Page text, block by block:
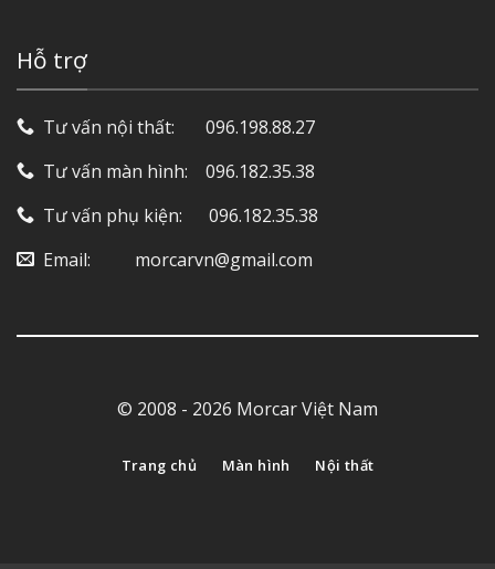
Hỗ trợ
Tư vấn nội thất: ‎ ‎ ‎ ‎ ‎ ‎ 096.198.88.27
Tư vấn màn hình: ‎ ‎ ‎ 096.182.35.38
Tư vấn phụ kiện: ‎ ‎ ‎ ‎‎ ‎ 096.182.35.38
Email: ‎ ‎ ‎ ‎ ‎ ‎ ‎ ‎ ‎ morcarvn@gmail.com
© 2008 - 2026 Morcar Việt Nam
Trang chủ Màn hình Nội thất